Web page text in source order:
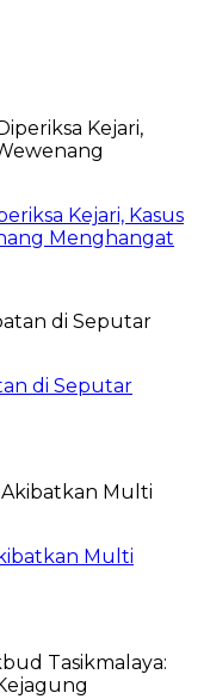
Kejari, Kasus
Menghangat
di Seputar
Multi